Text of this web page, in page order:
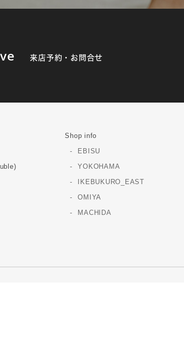
来店予約・お問合せ
Shop info
EBISU
YOKOHAMA
IKEBUKURO_EAST
OMIYA
MACHIDA